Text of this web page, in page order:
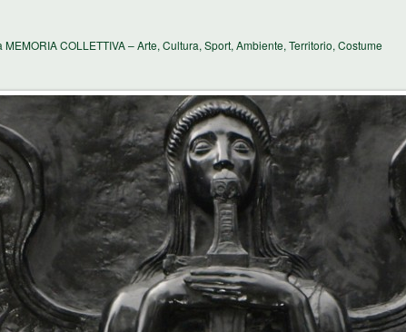
MEMORIA COLLETTIVA – Arte, Cultura, Sport, Ambiente, Territorio, Costume